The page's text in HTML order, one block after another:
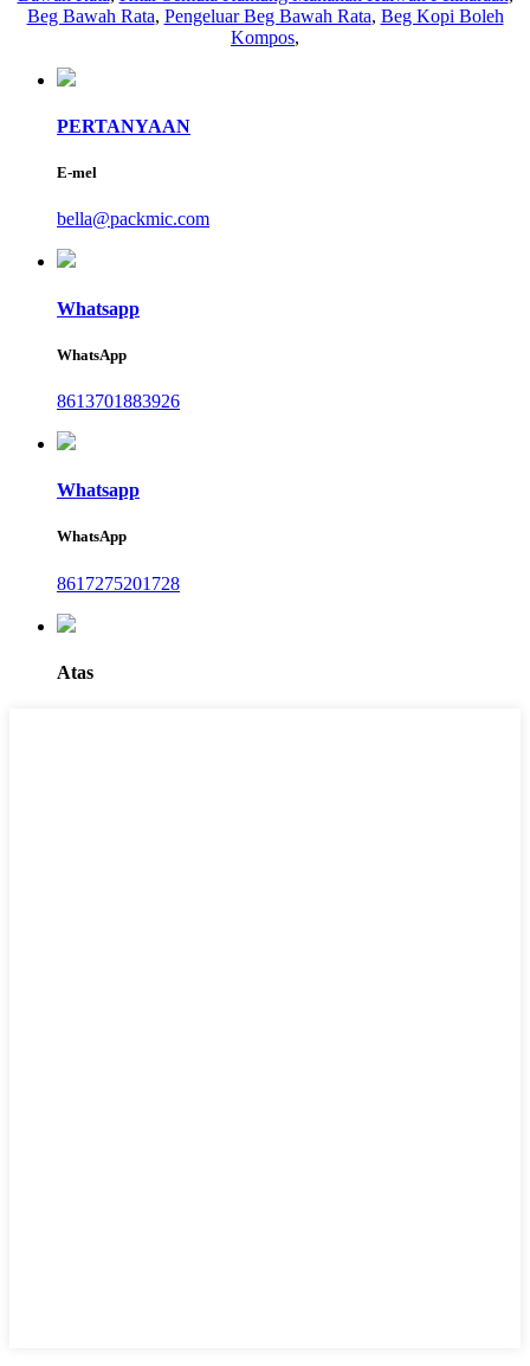
Beg Bawah Rata, Pengeluar Beg Bawah Rata, Beg Kopi Boleh
Kompos,
PERTANYAAN
E-mel
bella@packmic.com
Whatsapp
WhatsApp
8613701883926
Whatsapp
WhatsApp
8617275201728
Atas